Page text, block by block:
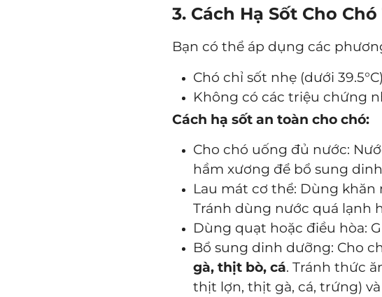
3. Cách Hạ Sốt Cho
Bạn có thể áp dụng các
Chó chỉ sốt nhẹ (dưới
Không có các triệu chứng
Cách hạ sốt an toàn cho chó:
Cho chó uống đủ nước:
hầm xương để bổ sung
Lau mát cơ thể: Dùng
Tránh dùng nước quá lạnh
Dùng quạt hoặc điều hòa:
Bổ sung dinh dưỡng: Cho
gà, thịt bò, cá. Tránh thức
thịt lợn, thịt gà, cá, trứng)